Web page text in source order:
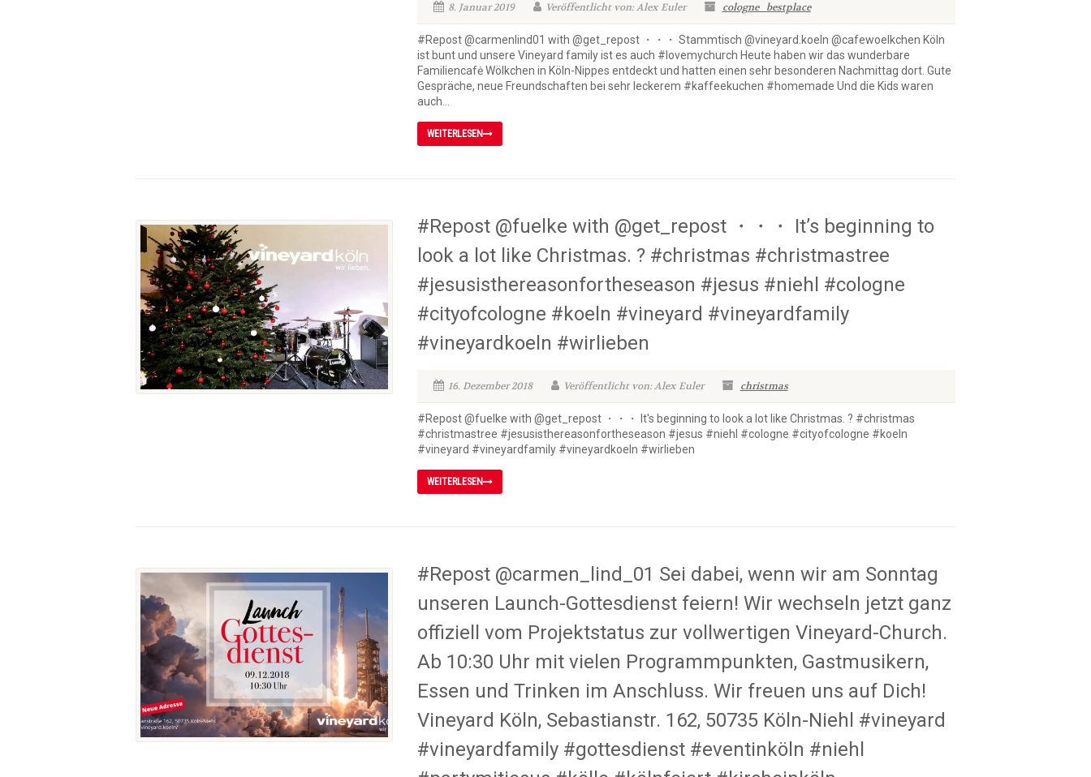
8. Januar 2019 Veröffentlicht von: Alex Euler cologne_bestplace
#Repost @carmenlind01 with @get_repost ・・・ Stammtisch @vineyard.koeln @cafewoelkchen Köln
ist bunt und unsere Vineyard family ist es auch #lovemychurch Heute haben wir das wunderbare
Familiencafė Wölkchen in Köln-Nippes entdeckt und hatten einen sehr besonderen Nachmittag dort. Gute
Gespräche, neue Freundschaften bei sehr leckerem #kaffeekuchen #homemade Und die Kids waren
auch...
WEITERLESEN
#Repost @fuelke with @get_repost ・・・ It’s beginning to
look a lot like Christmas. ? #christmas #christmastree
#jesusisthereasonfortheseason #jesus #niehl #cologne
#cityofcologne #koeln #vineyard #vineyardfamily
#vineyardkoeln #wirlieben
16. Dezember 2018 Veröffentlicht von: Alex Euler christmas
#Repost @fuelke with @get_repost ・・・ It's beginning to look a lot like Christmas. ? #christmas
#christmastree #jesusisthereasonfortheseason #jesus #niehl #cologne #cityofcologne #koeln
#vineyard #vineyardfamily #vineyardkoeln #wirlieben
WEITERLESEN
#Repost @carmen_lind_01 Sei dabei, wenn wir am Sonntag
unseren Launch-Gottesdienst feiern! Wir wechseln jetzt ganz
offiziell vom Projektstatus zur vollwertigen Vineyard-Church.
Ab 10:30 Uhr mit vielen Programmpunkten, Gastmusikern,
Essen und Trinken im Anschluss. Wir freuen uns auf Dich!
Vineyard Köln, Sebastianstr. 162, 50735 Köln-Niehl #vineyard
#vineyardfamily #gottesdienst #eventinköln #niehl